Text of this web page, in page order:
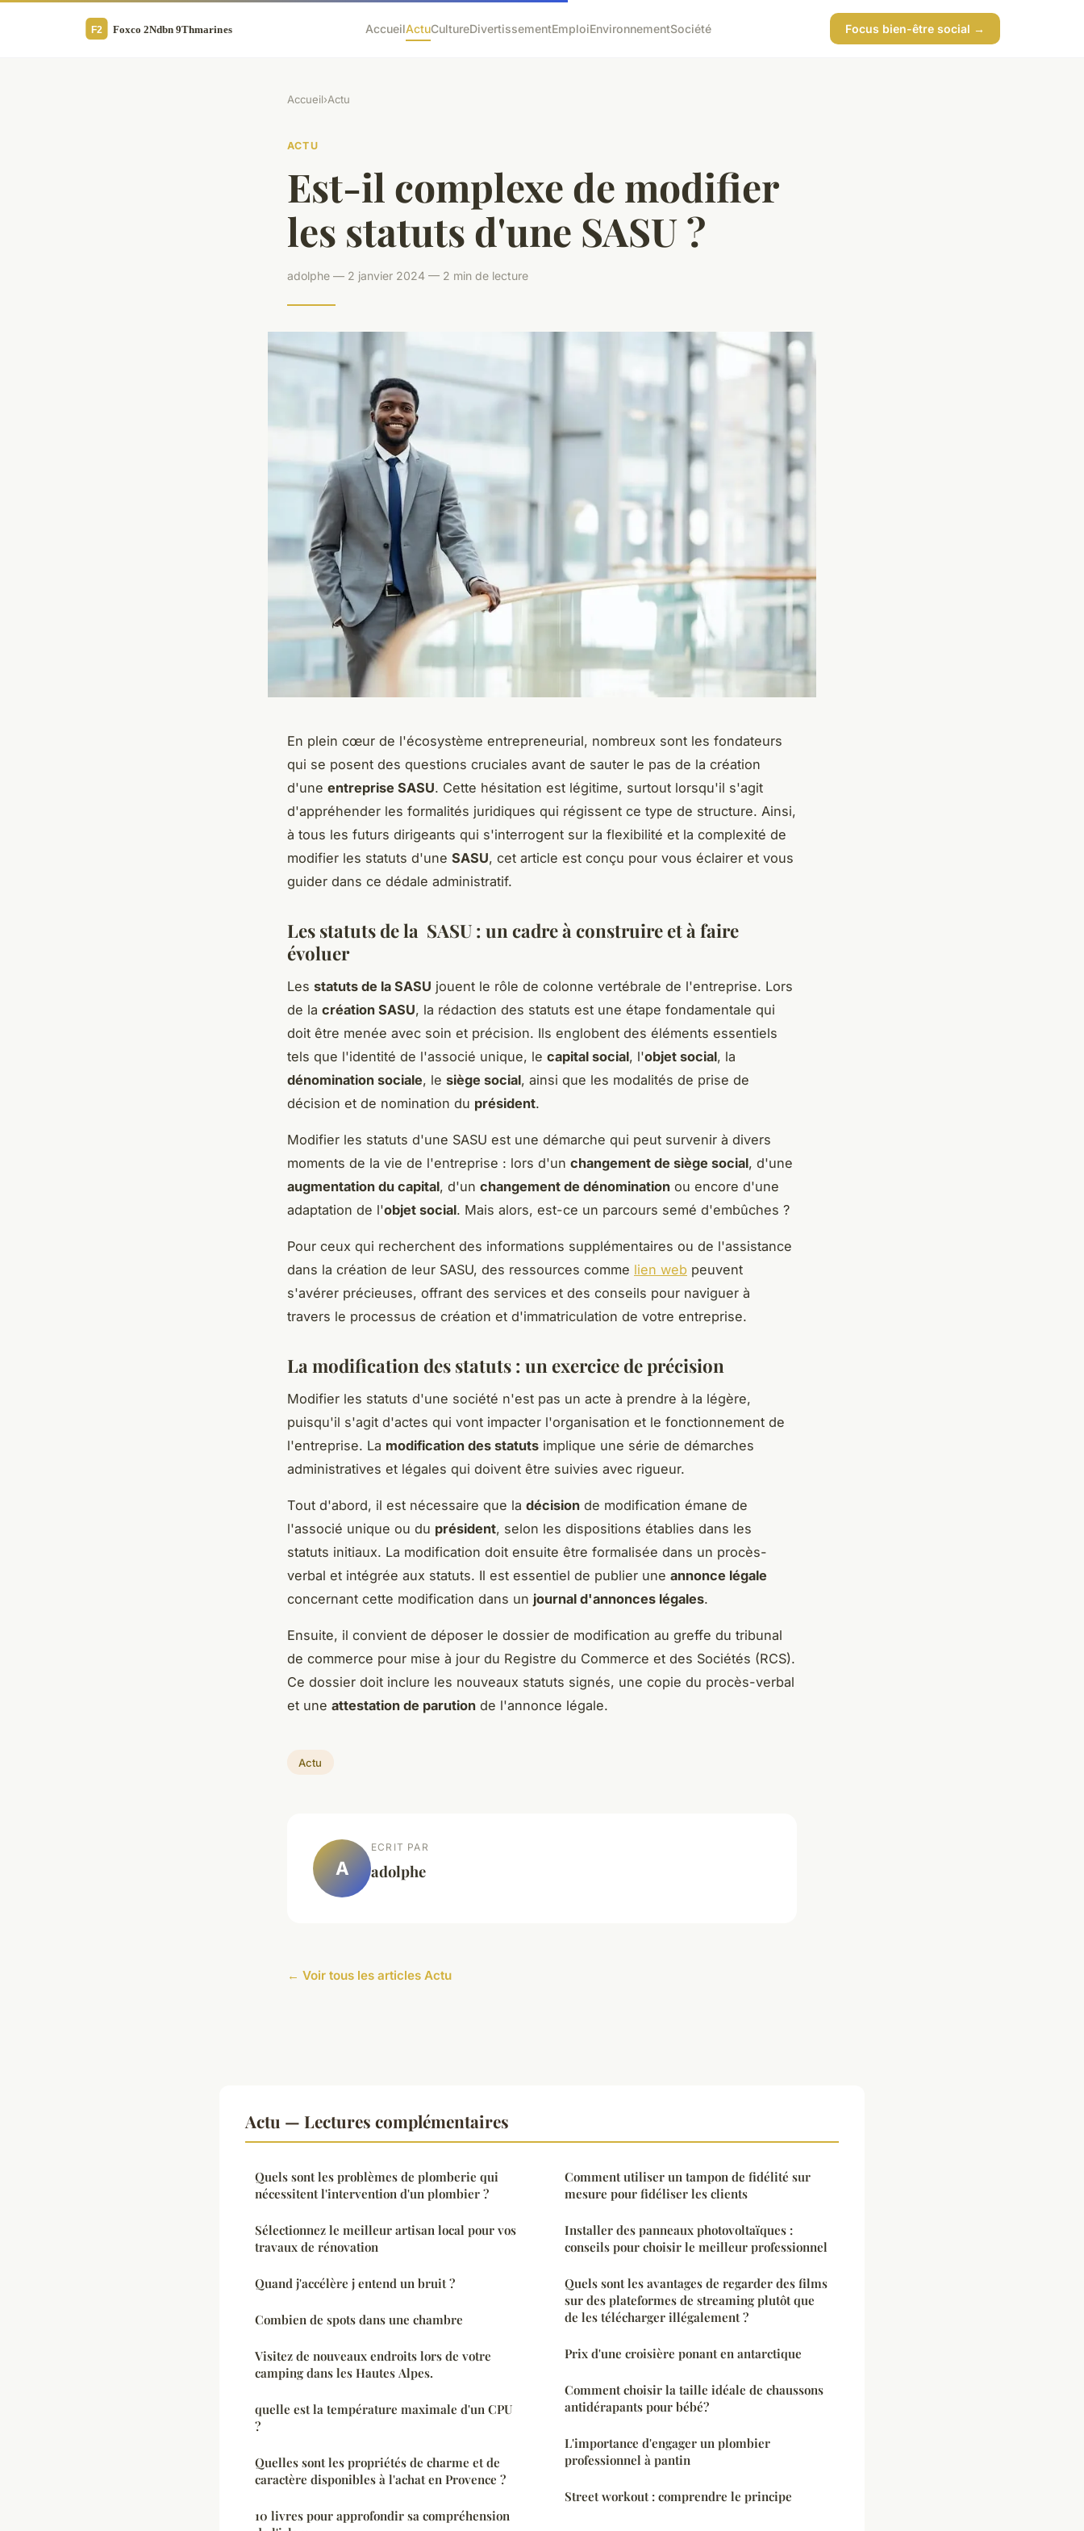
AccueilActuCultureDivertissementEmploiEnvironnementSociété Focus bien-être social →
Accueil›Actu
ACTU
Est-il complexe de modifier
les statuts d'une SASU ?
adolphe — 2 janvier 2024 — 2 min de lecture
En plein cœur de l'écosystème entrepreneurial, nombreux sont les fondateurs
qui se posent des questions cruciales avant de sauter le pas de la création
d'une entreprise SASU. Cette hésitation est légitime, surtout lorsqu'il s'agit
d'appréhender les formalités juridiques qui régissent ce type de structure. Ainsi,
à tous les futurs dirigeants qui s'interrogent sur la flexibilité et la complexité de
modifier les statuts d'une SASU, cet article est conçu pour vous éclairer et vous
guider dans ce dédale administratif.
Les statuts de la SASU : un cadre à construire et à faire
évoluer
Les statuts de la SASU jouent le rôle de colonne vertébrale de l'entreprise. Lors
de la création SASU, la rédaction des statuts est une étape fondamentale qui
doit être menée avec soin et précision. Ils englobent des éléments essentiels
tels que l'identité de l'associé unique, le capital social, l'objet social, la
dénomination sociale, le siège social, ainsi que les modalités de prise de
décision et de nomination du président.
Modifier les statuts d'une SASU est une démarche qui peut survenir à divers
moments de la vie de l'entreprise : lors d'un changement de siège social, d'une
augmentation du capital, d'un changement de dénomination ou encore d'une
adaptation de l'objet social. Mais alors, est-ce un parcours semé d'embûches ?
Pour ceux qui recherchent des informations supplémentaires ou de l'assistance
dans la création de leur SASU, des ressources comme lien web peuvent
s'avérer précieuses, offrant des services et des conseils pour naviguer à
travers le processus de création et d'immatriculation de votre entreprise.
La modification des statuts : un exercice de précision
Modifier les statuts d'une société n'est pas un acte à prendre à la légère,
puisqu'il s'agit d'actes qui vont impacter l'organisation et le fonctionnement de
l'entreprise. La modification des statuts implique une série de démarches
administratives et légales qui doivent être suivies avec rigueur.
Tout d'abord, il est nécessaire que la décision de modification émane de
l'associé unique ou du président, selon les dispositions établies dans les
statuts initiaux. La modification doit ensuite être formalisée dans un procès-
verbal et intégrée aux statuts. Il est essentiel de publier une annonce légale
concernant cette modification dans un journal d'annonces légales.
Ensuite, il convient de déposer le dossier de modification au greffe du tribunal
de commerce pour mise à jour du Registre du Commerce et des Sociétés (RCS).
Ce dossier doit inclure les nouveaux statuts signés, une copie du procès-verbal
et une attestation de parution de l'annonce légale.
Actu
A
ECRIT PAR
adolphe
← Voir tous les articles Actu
Actu — Lectures complémentaires
Quels sont les problèmes de plomberie qui
nécessitent l'intervention d'un plombier ?
Sélectionnez le meilleur artisan local pour vos
travaux de rénovation
Quand j'accélère j entend un bruit ?
Combien de spots dans une chambre
Visitez de nouveaux endroits lors de votre
camping dans les Hautes Alpes.
quelle est la température maximale d'un CPU
?
Quelles sont les propriétés de charme et de
caractère disponibles à l'achat en Provence ?
10 livres pour approfondir sa compréhension
Comment utiliser un tampon de fidélité sur
mesure pour fidéliser les clients
Installer des panneaux photovoltaïques :
conseils pour choisir le meilleur professionnel
Quels sont les avantages de regarder des films
sur des plateformes de streaming plutôt que
de les télécharger illégalement ?
Prix d'une croisière ponant en antarctique
Comment choisir la taille idéale de chaussons
antidérapants pour bébé?
L'importance d'engager un plombier
professionnel à pantin
Street workout : comprendre le principe